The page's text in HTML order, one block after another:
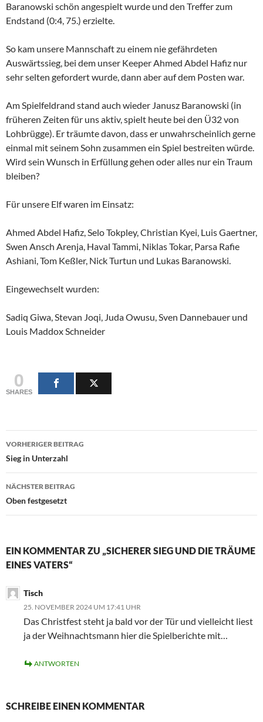
Baranowski schön angespielt wurde und den Treffer zum
Endstand (0:4, 75.) erzielte.
So kam unsere Mannschaft zu einem nie gefährdeten
Auswärtssieg, bei dem unser Keeper Ahmed Abdel Hafiz nur
sehr selten gefordert wurde, dann aber auf dem Posten war.
Am Spielfeldrand stand auch wieder Janusz Baranowski (in
früheren Zeiten für uns aktiv, spielt heute bei den Ü32 von
Lohbrügge). Er träumte davon, dass er unwahrscheinlich gerne
einmal mit seinem Sohn zusammen ein Spiel bestreiten würde.
Wird sein Wunsch in Erfüllung gehen oder alles nur ein Traum
bleiben?
Für unsere Elf waren im Einsatz:
Ahmed Abdel Hafiz, Selo Tokpley, Christian Kyei, Luis Gaertner,
Swen Ansch Arenja, Haval Tammi, Niklas Tokar, Parsa Rafie
Ashiani, Tom Keßler, Nick Turtun und Lukas Baranowski.
Eingewechselt wurden:
Sadiq Giwa, Stevan Joqi, Juda Owusu, Sven Dannebauer und
Louis Maddox Schneider
0
SHARES
Beitragsnavigation
VORHERIGER BEITRAG
Sieg in Unterzahl
NÄCHSTER BEITRAG
Oben festgesetzt
EIN KOMMENTAR ZU „SICHERER SIEG UND DIE TRÄUME
EINES VATERS“
Tisch
25. NOVEMBER 2024 UM 17:41 UHR
Das Christfest steht ja bald vor der Tür und vielleicht liest
ja der Weihnachtsmann hier die Spielberichte mit…
ANTWORTEN
SCHREIBE EINEN KOMMENTAR